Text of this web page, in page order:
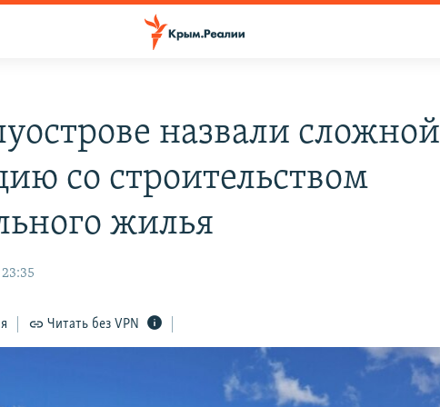
назвали сложной
со строительством
жилья
Читать без VPN